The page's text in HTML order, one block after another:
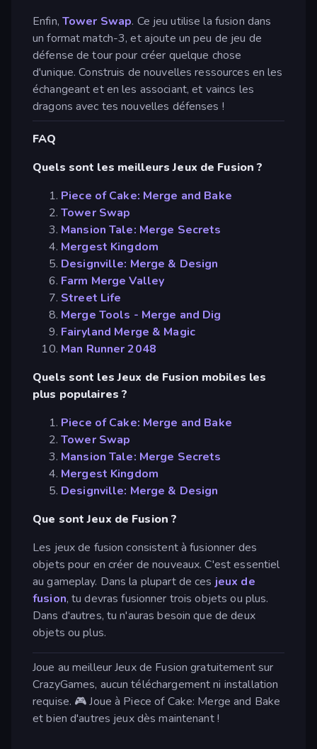
Enfin, Tower Swap. Ce jeu utilise la fusion dans
un format match-3, et ajoute un peu de jeu de
défense de tour pour créer quelque chose
d'unique. Construis de nouvelles ressources en les
échangeant et en les associant, et vaincs les
dragons avec tes nouvelles défenses !
FAQ
Quels sont les meilleurs Jeux de Fusion ?
Piece of Cake: Merge and Bake
Tower Swap
Mansion Tale: Merge Secrets
Mergest Kingdom
Designville: Merge & Design
Farm Merge Valley
Street Life
Merge Tools - Merge and Dig
Fairyland Merge & Magic
Man Runner 2048
Quels sont les Jeux de Fusion mobiles les
plus populaires ?
Piece of Cake: Merge and Bake
Tower Swap
Mansion Tale: Merge Secrets
Mergest Kingdom
Designville: Merge & Design
Que sont Jeux de Fusion ?
Les jeux de fusion consistent à fusionner des
objets pour en créer de nouveaux. C'est essentiel
au gameplay. Dans la plupart de ces jeux de
fusion, tu devras fusionner trois objets ou plus.
Dans d'autres, tu n'auras besoin que de deux
objets ou plus.
Joue au meilleur Jeux de Fusion gratuitement sur
CrazyGames, aucun téléchargement ni installation
requise. 🎮 Joue à Piece of Cake: Merge and Bake
et bien d'autres jeux dès maintenant !